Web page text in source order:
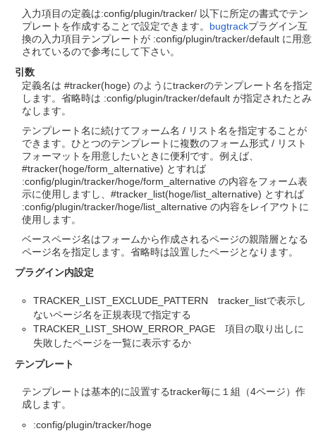
入力項目の定義は:config/plugin/tracker/ 以下に所定の書式でテン
プレートを作成することで設定できます。 bugtrackプラグイン互
換の入力項目テンプレートが :config/plugin/tracker/default に用意
されているので参考にして下さい。
引数
定義名は #tracker(hoge) のようにtrackerのテンプレート名を指定
します。省略時は :config/plugin/tracker/default が指定されたとみ
なします。
テンプレート名に続けてフォーム名 / リスト名を指定することが
できます。ひとつのテンプレートに複数のフォーム形式 / リスト
フォーマットを用意したいときに便利です。例えば、
#tracker(hoge/form_alternative) とすれば
:config/plugin/tracker/hoge/form_alternative の内容をフォーム表
示に使用しますし、#tracker_list(hoge/list_alternative) とすれば
:config/plugin/tracker/hoge/list_alternative の内容をレイアウトに
使用します。
ベースページ名はフォームから作成されるページの親階層となる
ページ名を指定します。省略時は設置したページとなります。
プラグイン内設定
TRACKER_LIST_EXCLUDE_PATTERN tracker_listで表示し
ないページ名を正規表現で指定する
TRACKER_LIST_SHOW_ERROR_PAGE 項目の取り出しに
失敗したページを一覧に表示するか
テンプレート
テンプレートは基本的に設置するtracker毎に１組（4ページ）作
成します。
:config/plugin/tracker/hoge